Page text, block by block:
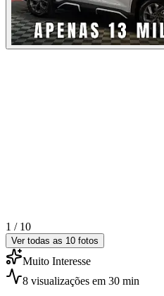
1 / 10
Ver todas as 10 fotos
Muito Interesse
8 visualizações em 30 min